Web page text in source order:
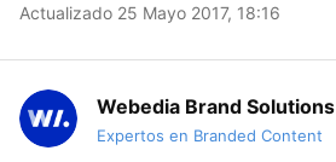
Actualizado 25 Mayo 2017, 18:16
Webedia Brand Solutions
Expertos en Branded Content